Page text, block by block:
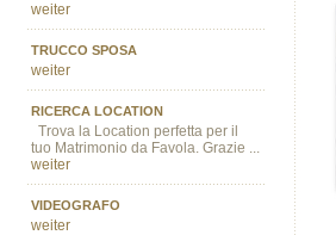
weiter
TRUCCO SPOSA
weiter
RICERCA LOCATION
Trova la Location perfetta per il
tuo Matrimonio da Favola. Grazie ...
weiter
VIDEOGRAFO
weiter